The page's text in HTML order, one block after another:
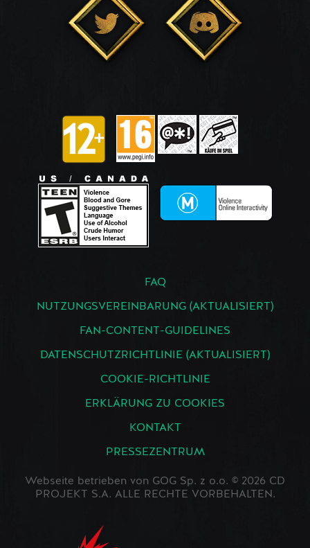
FAQ
NUTZUNGSVEREINBARUNG (AKTUALISIERT)
FAN-CONTENT-GUIDELINES
DATENSCHUTZRICHTLINIE (AKTUALISIERT)
COOKIE-RICHTLINIE
ERKLÄRUNG ZU COOKIES
KONTAKT
PRESSEZENTRUM
Webseite betrieben von GOG Sp. z o.o. © 2026 CD
PROJEKT S.A. ALLE RECHTE VORBEHALTEN.